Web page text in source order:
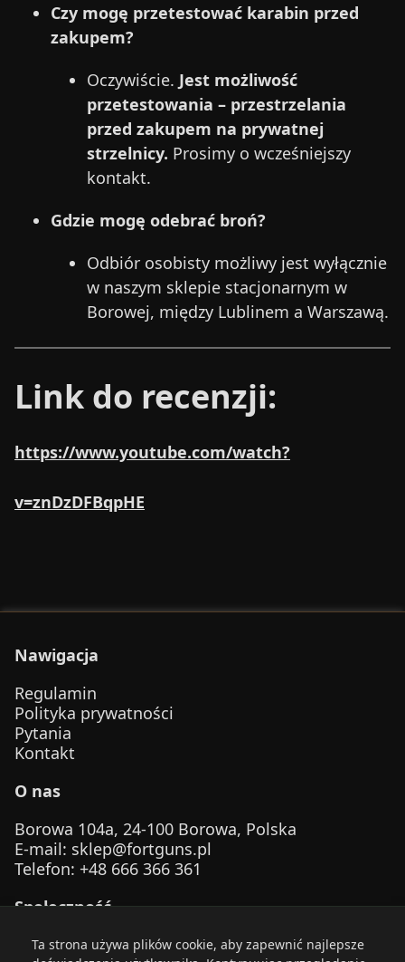
Czy mogę przetestować karabin przed
zakupem?
Oczywiście. Jest możliwość
przetestowania – przestrzelania
przed zakupem na prywatnej
strzelnicy. Prosimy o wcześniejszy
kontakt.
Gdzie mogę odebrać broń?
Odbiór osobisty możliwy jest wyłącznie
w naszym sklepie stacjonarnym w
Borowej, między Lublinem a Warszawą.
Link do recenzji:
https://www.youtube.com/watch?
v=znDzDFBqpHE
Nawigacja
Regulamin
Polityka prywatności
Pytania
Kontakt
O nas
Borowa 104a, 24-100 Borowa, Polska
E-mail: sklep@fortguns.pl
Telefon: +48 666 366 361
Społeczność
Ta strona używa plików cookie, aby zapewnić najlepsze